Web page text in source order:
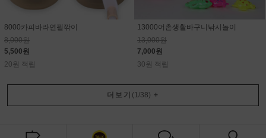
8000카피바라연필깎이
8,000원
5,500원
20원 적립
13000어촌생활바구니낚시놀이
13,000원
7,000원
30원 적립
더보기 (1/38) +